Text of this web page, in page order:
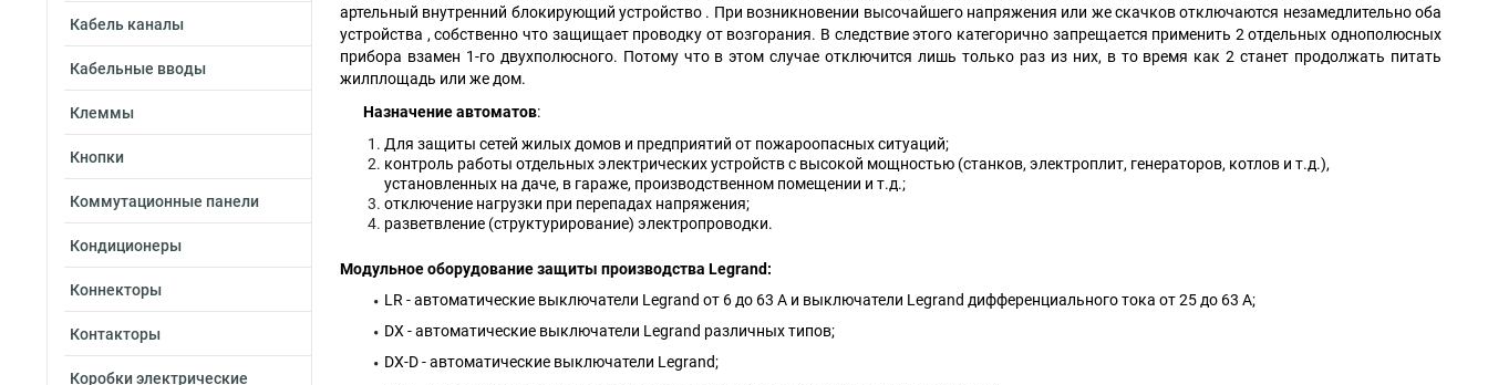
Кабель каналы
Кабельные вводы
Клеммы
Кнопки
Коммутационные панели
Кондиционеры
Коннекторы
Контакторы
Коробки электрические
артельный внутренний блокирующий устройство . При возникновении высочайшего напряжения или же скачков отключаются незамедлительно оба
устройства , собственно что защищает проводку от возгорания. В следствие этого категорично запрещается применить 2 отдельных однополюсных
прибора взамен 1-го двухполюсного. Потому что в этом случае отключится лишь только раз из них, в то время как 2 станет продолжать питать
жилплощадь или же дом.
Назначение автоматов:
Для защиты сетей жилых домов и предприятий от пожароопасных ситуаций;
контроль работы отдельных электрических устройств с высокой мощностью (станков, электроплит, генераторов, котлов и т.д.),
установленных на даче, в гараже, производственном помещении и т.д.;
отключение нагрузки при перепадах напряжения;
разветвление (структурирование) электропроводки.
Модульное оборудование защиты производства Legrand:
LR - автоматические выключатели Legrand от 6 до 63 А и выключатели Legrand дифференциального тока от 25 до 63 А;
DX - автоматические выключатели Legrand различных типов;
DX-D - автоматические выключатели Legrand;